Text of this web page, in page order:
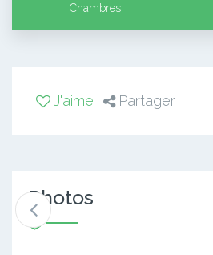
Chambres
J'aime Partager
Photos